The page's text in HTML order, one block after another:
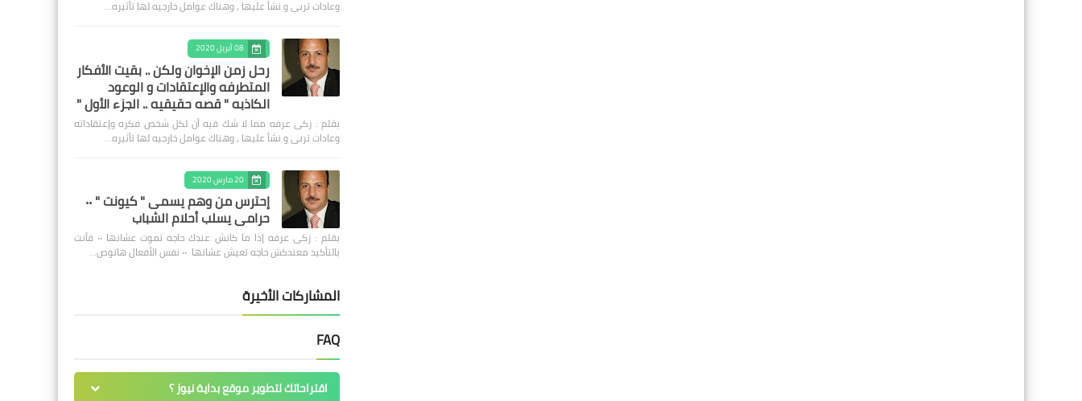
وعادات تربى و نشأ عليها ، وهناك عوامل خارجيه لها تأثيره…
08 أبريل 2020
رحل زمن الإخوان ولكن .. بقيت الأفكار
المتطرفه والإعتقادات و الوعود
الكاذبه " قصه حقيقيه .. الجزء الأول "
بقلم : زكى عرفه مما لا شك فيه أن لكل شخص فكره وإعتقاداته
وعادات تربى و نشأ عليها ، وهناك عوامل خارجيه لها تأثيره…
20 مارس 2020
إحترس من وهم يسمى " كيونت " ٠٠
حرامى يسلب أحلام الشباب
بقلم : زكى عرفه ‎إذا ما كانش عندك حاجه تموت عشانها ٠٠ فأنت
بالتأكيد معندكش حاجه تعيش عشانها ٠٠ نفس الأفعال هاتوص…
المشاركات الأخيرة
FAQ
اقتراحاتك لتطوير موقع بداية نيوز ؟